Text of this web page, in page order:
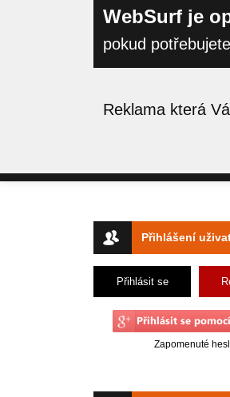
WebSurf je
pokud
Reklama která
Přihlášení
Přihlásit se
Zapomenuté